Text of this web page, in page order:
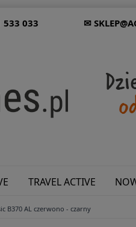
033 ✉
TRAVEL ACTIVE
SHOWROOM: ODWIEDŹ NAS
B370 AL czerwono - czarny